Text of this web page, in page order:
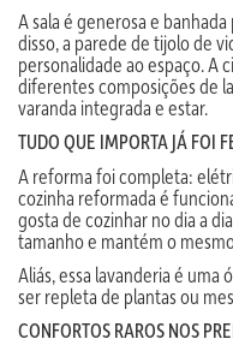
A sala é generosa e
disso, a parede de tijolo de
personalidade ao espaço. A
diferentes composições de
varanda integrada e estar.
TUDO QUE IMPORTA JÁ FOI
A reforma foi completa:
cozinha reformada é
gosta de cozinhar no dia a
tamanho e mantém o
Aliás, essa lavanderia é
ser repleta de plantas ou
CONFORTOS RAROS NOS